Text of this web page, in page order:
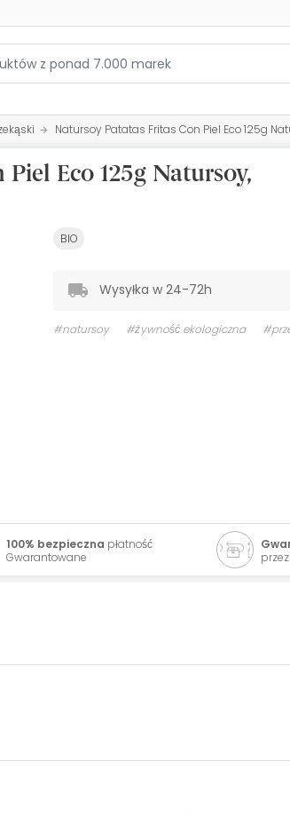
Natursoy Patatas Fritas Con Piel Eco 125g
Eco 125g Natursoy,
BIO
Wysyłka w 24-72h
#natursoy #żywność ekologiczna
100% bezpieczna płatność
Gwarantowane